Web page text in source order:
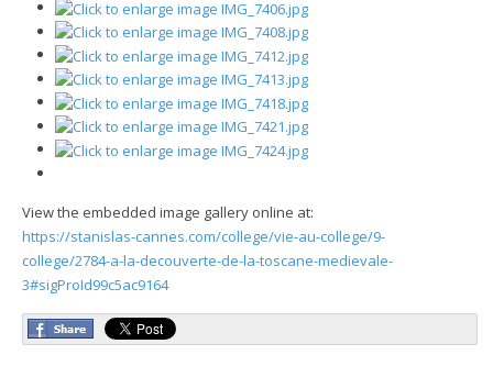
View the embedded image gallery online at:
https://stanislas-cannes.com/college/vie-au-college/9-
college/2784-a-la-decouverte-de-la-toscane-medievale-
3#sigProId99c5ac9164